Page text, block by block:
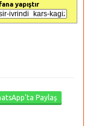
yapıştır
Paylaş